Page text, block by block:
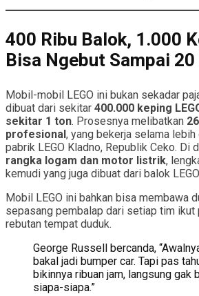
400 Ribu Balok, 1.000
Bisa Ngebut Sampai
Mobil-mobil LEGO ini bukan sekadar
dibuat dari sekitar 400.000 keping
sekitar 1 ton. Prosesnya melibatkan
profesional , yang bekerja selama lebih
pabrik LEGO Kladno, Republik Ceko. Di
rangka logam dan motor listrik,
kemudi yang juga dibuat dari balok
Mobil LEGO ini bahkan bisa membawa
sepasang pembalap dari setiap tim ikut
rebutan tempat duduk.
George Russell bercanda,
bakal jadi bumper car. Tapi pas
bikinnya ribuan jam, langsung gak
siapa-siapa.”